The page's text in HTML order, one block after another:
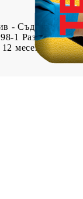
- Съдържа
1 Разходна
месеца от